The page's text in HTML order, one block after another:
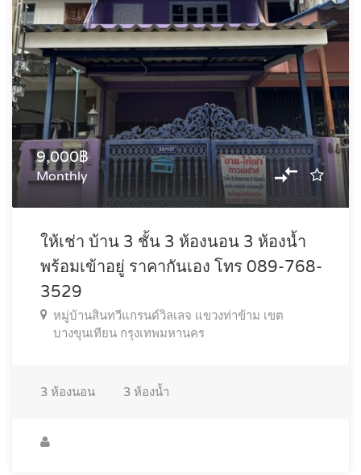
9,000฿
Monthly
ให้เช่า บ้าน 3 ชั้น 3 ห้องนอน 3 ห้องน้ำ
พร้อมเข้าอยู่ ราคากันเอง โทร 089-768-
3529
หมู่บ้านสินทวีแกรนด์วิลเลจ แขวงท่าข้าม เขต
บางขุนเทียน กรุงเทพมหานคร
3 ห้องนอน 3 ห้องน้ำ